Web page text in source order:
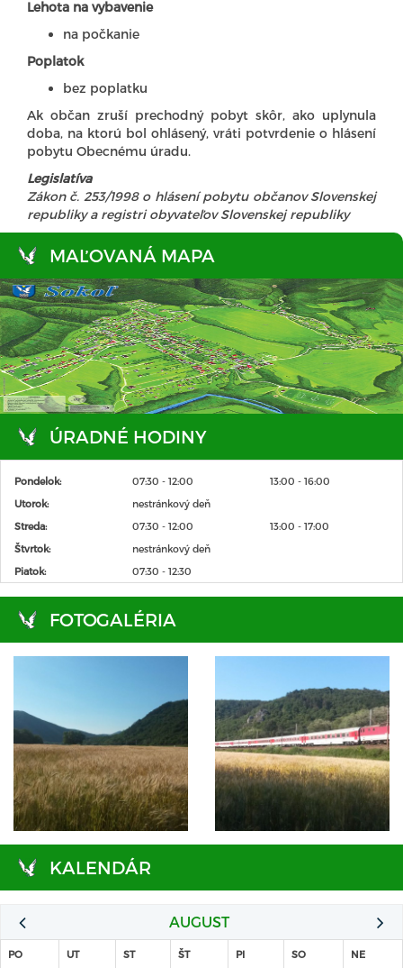
Lehota na vybavenie
na počkanie
Poplatok
bez poplatku
Ak občan zruší prechodný pobyt skôr, ako uplynula
doba, na ktorú bol ohlásený, vráti potvrdenie o hlásení
pobytu Obecnému úradu.
Legislatíva
Zákon č. 253/1998 o hlásení pobytu občanov Slovenskej
republiky a registri obyvateľov Slovenskej republiky
MAĽOVANÁ MAPA
ÚRADNÉ HODINY
Pondelok: 07:30 - 12:00
13:00 - 16:00
Utorok:
nestránkový deň
Streda:
07:30 - 12:00
13:00 - 17:00
Štvrtok:
nestránkový deň
Piatok:
07:30 - 12:30
FOTOGALÉRIA
KALENDÁR
AUGUST
PO UT ST ŠT PI SO NE